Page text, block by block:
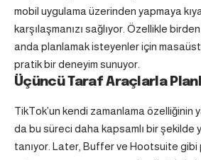
mobil uygulama üzerinden yapmaya
karşılaşmanızı sağlıyor. Özellikle
anda planlamak isteyenler için
pratik bir deneyim sunuyor.
Üçüncü Taraf Araçlarla
TikTok’un kendi zamanlama özelliğinin
da bu süreci daha kapsamlı bir şekilde
tanıyor. Later, Buffer ve Hootsuite